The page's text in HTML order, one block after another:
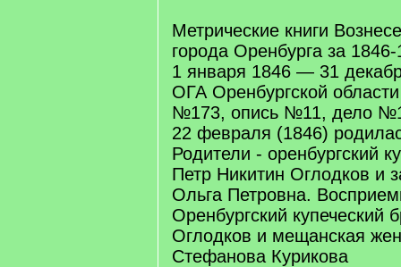
Метрические книги
города Оренбурга за 1846-
1 января 1846 — 31
ОГА Оренбургской
№173, опись №11, дело
22 февраля (1846)
Родители - оренбургский
Петр Никитин Оглодков и
Ольга Петровна.
Оренбургский купеческий
Оглодков и мещанская
Стефанова Курикова